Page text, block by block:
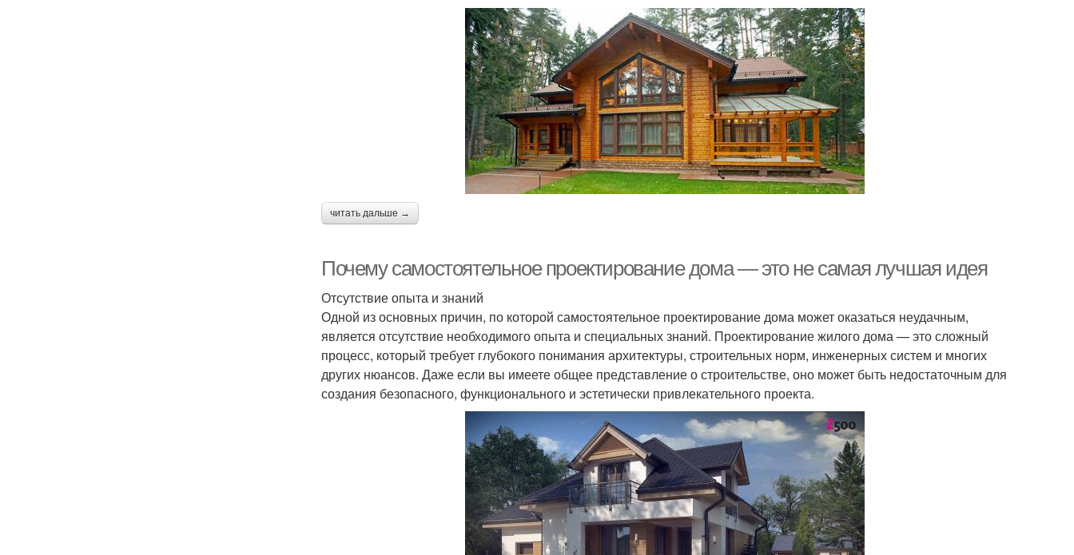
читать дальше →
Почему самостоятельное проектирование дома — это не самая лучшая идея
Отсутствие опыта и знаний
Одной из основных причин, по которой самостоятельное проектирование дома может оказаться неудачным,
является отсутствие необходимого опыта и специальных знаний. Проектирование жилого дома — это сложный
процесс, который требует глубокого понимания архитектуры, строительных норм, инженерных систем и многих
других нюансов. Даже если вы имеете общее представление о строительстве, оно может быть недостаточным для
создания безопасного, функционального и эстетически привлекательного проекта.